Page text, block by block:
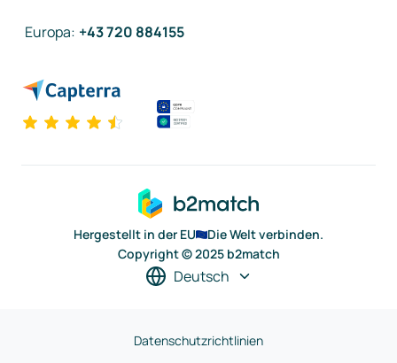
Europa: +43 720 884155
Hergestellt in der EU
Die Welt verbinden.
Copyright © 2025 b2match
Deutsch
Datenschutzrichtlinien